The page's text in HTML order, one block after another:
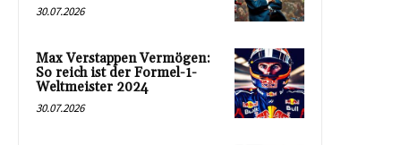
30.07.2026
Max Verstappen Vermögen:
So reich ist der Formel-1-
Weltmeister 2024
30.07.2026